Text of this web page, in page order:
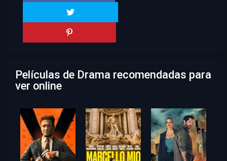
Películas de Drama recomendadas para
ver online